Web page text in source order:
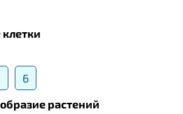
6
растений